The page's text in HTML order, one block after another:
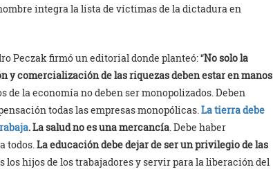
integra la lista de víctimas de la dictadura en
Peczak firmó un editorial donde planteó: “No solo la
y comercialización de las riquezas deben estar en manos
de la economía no deben ser monopolizados. Deben
todas las empresas monopólicas.La tierra debe
. La salud no es una mercancía. Debe haber
todos.La educación debe dejar de ser un privilegio de las
los hijos de los trabajadores y servir para la liberación del